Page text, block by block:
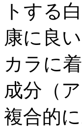
トする
康に良
カラに
成分（
複合的